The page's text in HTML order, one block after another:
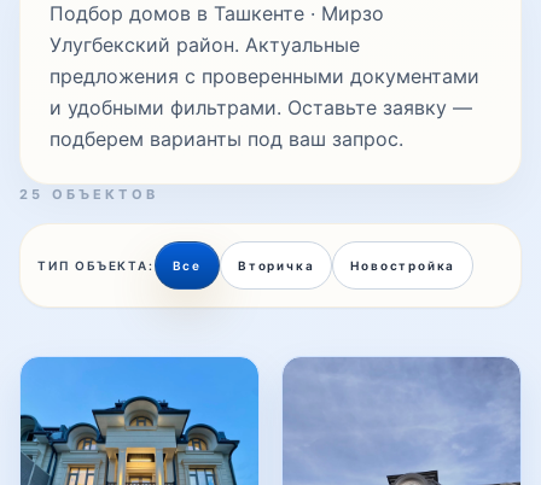
Мирзо Улугбек
Мирзо Улугбек проспект
Мовароуннахр
Никитина
Подбор домов в Ташкенте · Мирзо
Улугбекский район. Актуальные
предложения с проверенными документами
и удобными фильтрами. Оставьте заявку —
подберем варианты под ваш запрос.
25 ОБЪЕКТОВ
ТИП ОБЪЕКТА: Все Вторичка Новостройка